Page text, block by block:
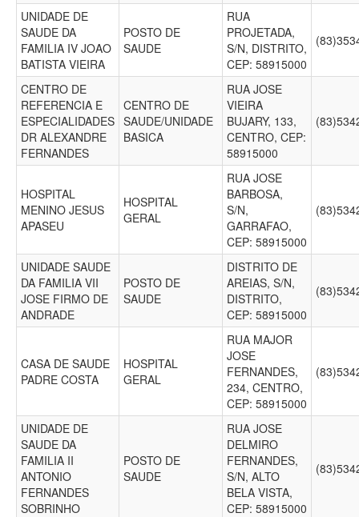
UNIDADE DE
SAUDE DA
FAMILIA IV JOAO
BATISTA VIEIRA
POSTO DE
SAUDE
RUA
PROJETADA,
S/N, DISTRITO,
CEP: 58915000
CENTRO DE
REFERENCIA E
ESPECIALIDADES
DR ALEXANDRE
FERNANDES
CENTRO DE
SAUDE/UNIDADE
BASICA
RUA JOSE
VIEIRA
BUJARY, 133,
CENTRO, CEP:
58915000
HOSPITAL
MENINO JESUS
APASEU
HOSPITAL
GERAL
RUA JOSE
BARBOSA,
S/N,
GARRAFAO,
CEP: 58915000
UNIDADE SAUDE
DA FAMILIA VII
JOSE FIRMO DE
ANDRADE
POSTO DE
SAUDE
DISTRITO DE
AREIAS, S/N,
DISTRITO,
CEP: 58915000
CASA DE SAUDE
PADRE COSTA
HOSPITAL
GERAL
RUA MAJOR
JOSE
FERNANDES,
234, CENTRO,
CEP: 58915000
UNIDADE DE
SAUDE DA
FAMILIA II
ANTONIO
FERNANDES
SOBRINHO
POSTO DE
SAUDE
RUA JOSE
DELMIRO
FERNANDES,
S/N, ALTO
BELA VISTA,
CEP: 58915000